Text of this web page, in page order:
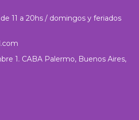
11 a 20hs / domingos y feriados
1. CABA Palermo, Buenos Aires,